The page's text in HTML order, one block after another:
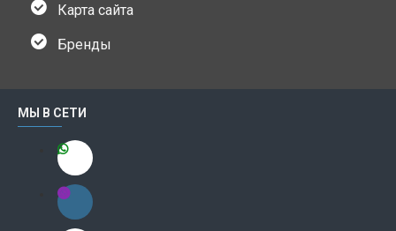
Карта сайта
Бренды
МЫ В СЕТИ